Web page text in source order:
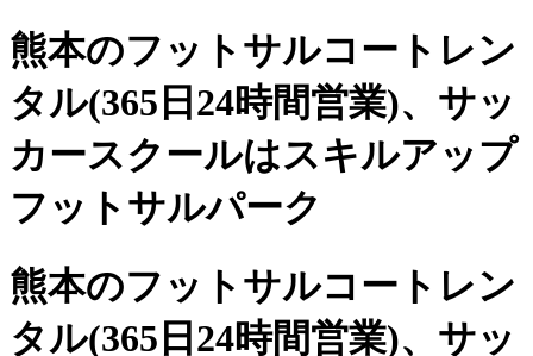
熊本のフットサルコートレン
タル(365日24時間営業)、 サッ
カースクールはスキルアップ
フットサルパーク
熊本のフットサルコートレン
タル(365日24時間営業)、サッ